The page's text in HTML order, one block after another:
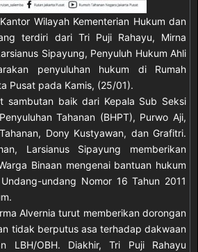
Wilayah Kementerian Hukum dan
terdiri dari Tri Puji Rahayu, Mirna
Sipayung, Penyuluh Hukum Ahli
penyuluhan hukum di Rumah
Pusat pada Kamis, (25/01).
sambutan baik dari Kepala Sub Seksi
Tahanan (BHPT), Purwo Aji,
Dony Kustyawan, dan Grafitri.
Larsianus Sipayung memberikan
Binaan mengenai bantuan hukum
undang Nomor 16 Tahun 2011
Alvernia turut memberikan dorongan
tidak berputus asa terhadap dakwaan
LBH/OBH. Diakhir, Tri Puji Rahayu